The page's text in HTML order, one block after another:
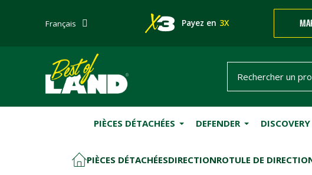
Français Payez en 3X
PIÈCES DÉTACHÉES DEFENDER DISCOVERY
PIÈCES DÉTACHÉESDIRECTIONROTULE DE